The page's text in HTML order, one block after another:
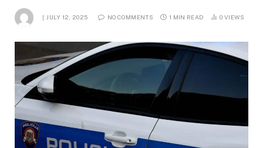
JULY 12, 2025 NO COMMENTS 1 MIN READ 0VIEWS